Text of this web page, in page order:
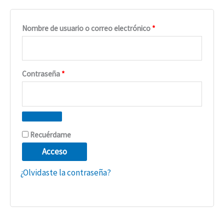
Nombre de usuario o correo electrónico *
Contraseña *
Recuérdame
Acceso
¿Olvidaste la contraseña?